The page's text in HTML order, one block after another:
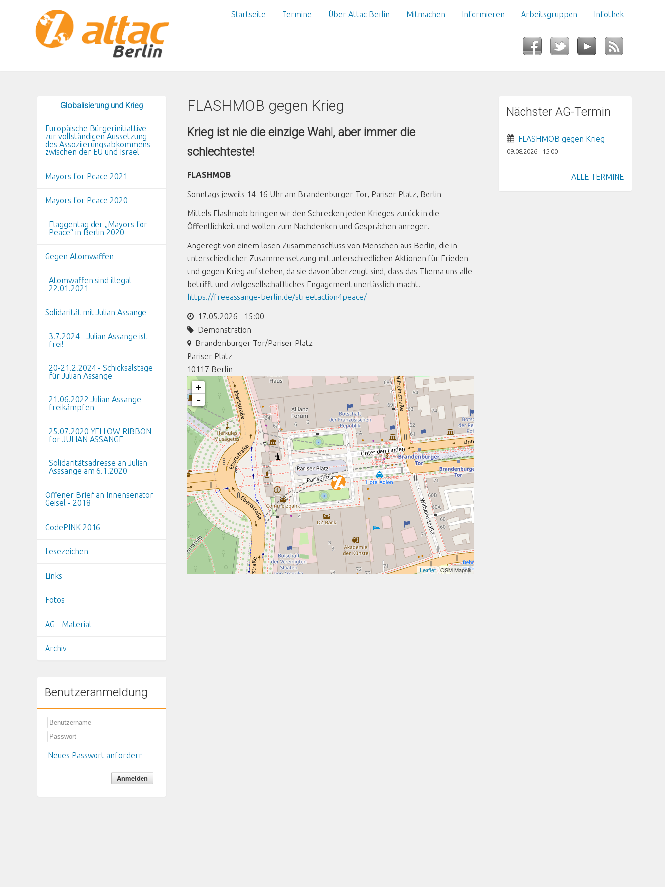
Startseite
Termine Über Attac Berlin Mitmachen Informieren Arbeitsgruppen Infothek
FLASHMOB gegen Krieg
Krieg ist nie die einzige Wahl, aber immer die
schlechteste!
FLASHMOB
Sonntags jeweils 14-16 Uhr am Brandenburger Tor, Pariser Platz, Berlin
Mittels Flashmob bringen wir den Schrecken jeden Krieges zurück in die
Öffentlichkeit und wollen zum Nachdenken und Gesprächen anregen.
Angeregt von einem losen Zusammenschluss von Menschen aus Berlin, die in
unterschiedlicher Zusammensetzung mit unterschiedlichen Aktionen für Frieden
und gegen Krieg aufstehen, da sie davon überzeugt sind, dass das Thema uns alle
betrifft und zivilgesellschaftliches Engagement unerlässlich macht.
https://freeassange-berlin.de/streetaction4peace/
17.05.2026 - 15:00
Demonstration
Brandenburger Tor/Pariser Platz
Pariser Platz
10117 Berlin
+
-
Leaflet| OSM Mapnik
Globalisierung und Krieg
Europäische Bürgerinitiattive
zur vollständigen Aussetzung
des Assoziierungsabkommens
zwischen der EU und Israel
Mayors for Peace 2021
Mayors for Peace 2020
Flaggentag der „Mayors for
Peace“ in Berlin 2020
Gegen Atomwaffen
Atomwaffen sind illegal
22.01.2021
Solidarität mit Julian Assange
3.7.2024 - Julian Assange ist
frei!
20-21.2.2024 - Schicksalstage
für Julian Assange
21.06.2022 Julian Assange
freikämpfen!
25.07.2020 YELLOW RIBBON
for JULIAN ASSANGE
Solidaritätsadresse an Julian
Asssange am 6.1.2020
Offener Brief an Innensenator
Geisel - 2018
CodePINK 2016
Lesezeichen
Links
Fotos
AG - Material
Archiv
Benutzeranmeldung
Neues Passwort anfordern
Nächster AG-Termin
FLASHMOB gegen Krieg
09.08.2026 - 15:00
ALLE TERMINE